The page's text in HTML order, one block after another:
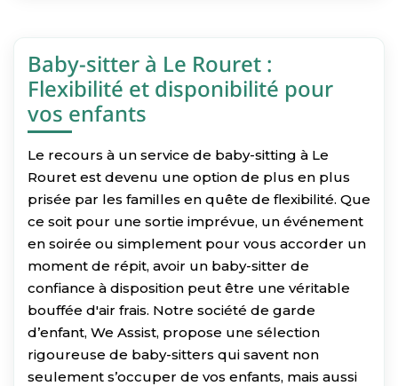
Baby-sitter à Le Rouret :
Flexibilité et disponibilité pour
vos enfants
Le recours à un service de baby-sitting à Le
Rouret est devenu une option de plus en plus
prisée par les familles en quête de flexibilité. Que
ce soit pour une sortie imprévue, un événement
en soirée ou simplement pour vous accorder un
moment de répit, avoir un baby-sitter de
confiance à disposition peut être une véritable
bouffée d'air frais. Notre société de garde
d’enfant, We Assist, propose une sélection
rigoureuse de baby-sitters qui savent non
seulement s’occuper de vos enfants, mais aussi